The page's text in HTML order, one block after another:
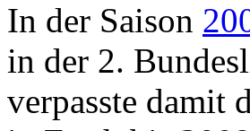
In der Saison
in der 2.
verpasste damit